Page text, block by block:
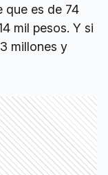
que es de 74
mil pesos. Y si
millones y